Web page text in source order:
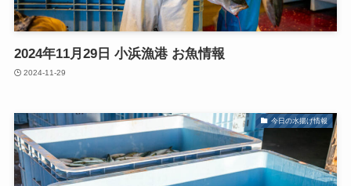
2024年11月29日 小浜漁港 お魚情報
2024-11-29
今日の水揚げ情報